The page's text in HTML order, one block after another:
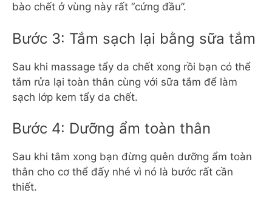
bào chết ở vùng này rất “cứng đầu”.
Bước 3: Tắm sạch lại bằng sữa tắm
Sau khi massage tẩy da chết xong rồi bạn có thể
tắm rửa lại toàn thân cùng với sữa tắm để làm
sạch lớp kem tẩy da chết.
Bước 4: Dưỡng ẩm toàn thân
Sau khi tắm xong bạn đừng quên dưỡng ẩm toàn
thân cho cơ thể đấy nhé vì nó là bước rất cần
thiết.